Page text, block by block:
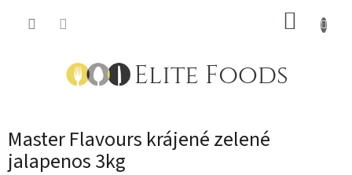
Master Flavours krájené zelené
jalapenos 3kg